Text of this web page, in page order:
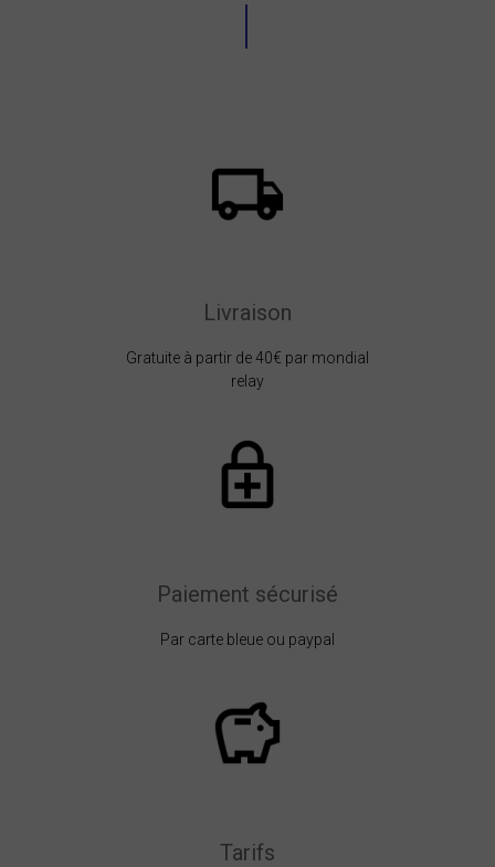
Livraison
Gratuite à partir de 40€ par mondial
relay
Paiement sécurisé
Par carte bleue ou paypal
Tarifs